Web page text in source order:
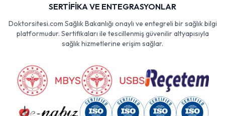
SERTİFİKA VE ENTEGRASYONLAR
Doktorsitesi.com Sağlık Bakanlığı onaylı ve entegreli bir sağlık bilgi
platformudur. Sertifikaları ile tescillenmiş güvenilir altyapısıyla
sağlık hizmetlerine erişim sağlar.